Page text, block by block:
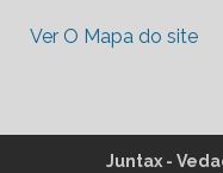
Ver O Mapa do site
Juntax -